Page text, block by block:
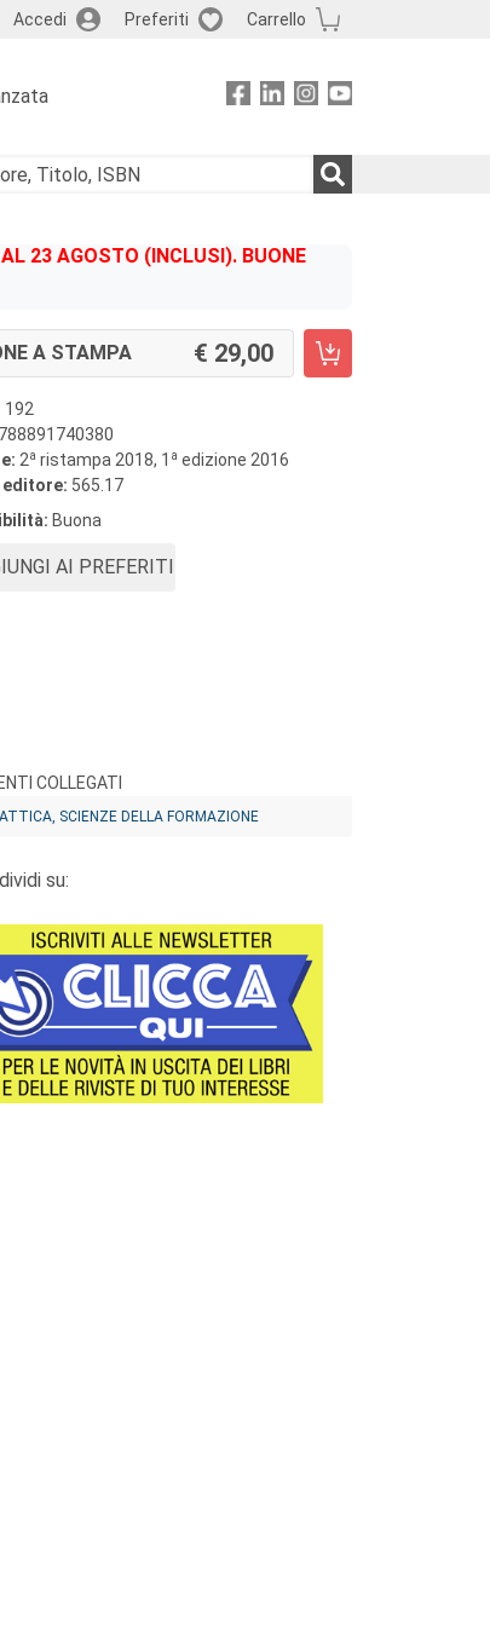
Accedi Preferiti Carrello
23 AGOSTO (INCLUSI). BUONE
A STAMPA 29,00
192
2a ristampa 2018, 1 a edizione 2016
editore: 565.17
Buona
AI PREFERITI
COLLEGATI
SCIENZE DELLA FORMAZIONE
su: